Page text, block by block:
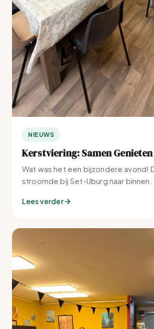
NIEUWS
Kerstviering: Samen Genieten
Wat was het een bijzondere avond!
stroomde bij Set-IJburg naar binnen.
Lees verder